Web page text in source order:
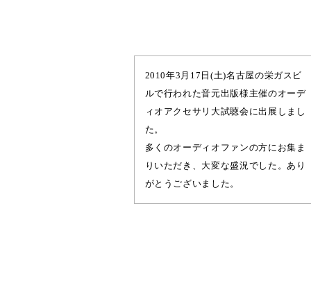
2010年3月17日(土)名古屋の栄ガスビ
ルで行われた音元出版様主催のオーデ
ィオアクセサリ大試聴会に出展しまし
た。
多くのオーディオファンの方にお集ま
りいただき、大変な盛況でした。あり
がとうございました。